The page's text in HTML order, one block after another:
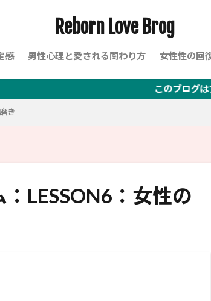
Reborn Love Brog
感 男性心理と愛される関わり方 女性性の回
このブログはアフィリエイト
き
LESSON6：女性の